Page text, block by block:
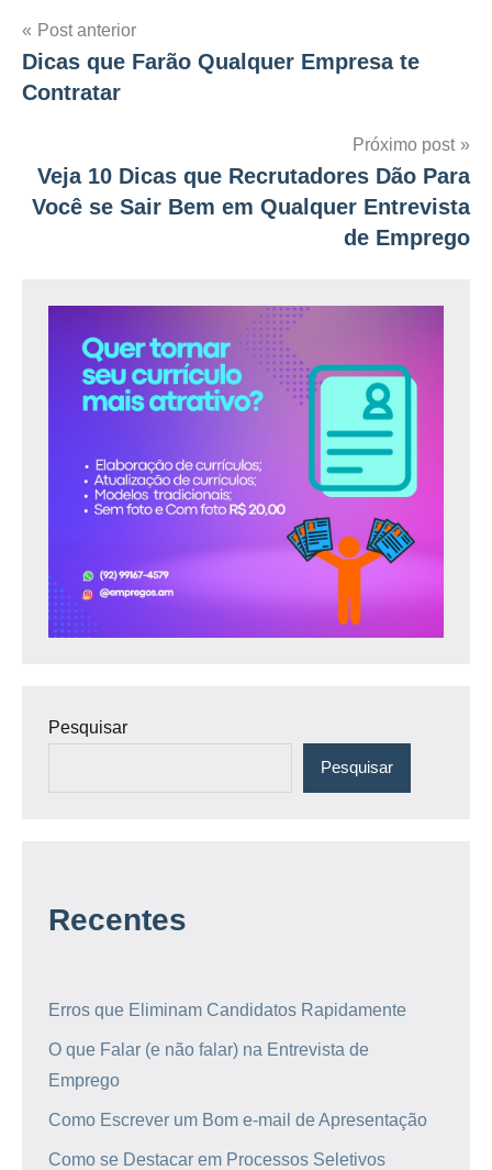
Navegação
de
Post anterior
Dicas que Farão Qualquer Empresa te
Contratar
Próximo post
Veja 10 Dicas que Recrutadores Dão Para
Você se Sair Bem em Qualquer Entrevista
de Emprego
Pesquisar
Pesquisar
Recentes
Erros que Eliminam Candidatos Rapidamente
O que Falar (e não falar) na Entrevista de
Emprego
Como Escrever um Bom e-mail de Apresentação
Como se Destacar em Processos Seletivos